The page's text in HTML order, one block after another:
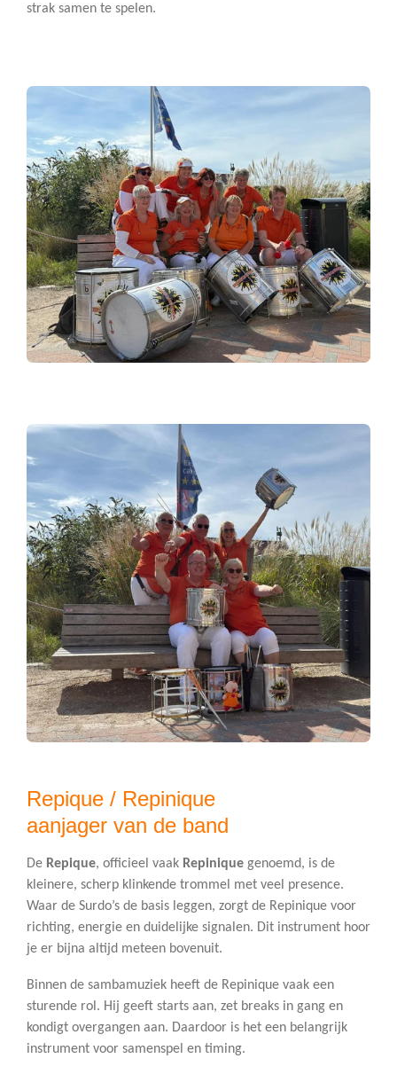
strak samen te spelen.
Repique / Repinique
aanjager van de band
De Repique, officieel vaak Repinique genoemd, is de
kleinere, scherp klinkende trommel met veel presence.
Waar de Surdo’s de basis leggen, zorgt de Repinique voor
richting, energie en duidelijke signalen. Dit instrument hoor
je er bijna altijd meteen bovenuit.
Binnen de sambamuziek heeft de Repinique vaak een
sturende rol. Hij geeft starts aan, zet breaks in gang en
kondigt overgangen aan. Daardoor is het een belangrijk
instrument voor samenspel en timing.